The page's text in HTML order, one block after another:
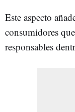
Este aspecto
consumidores
responsables